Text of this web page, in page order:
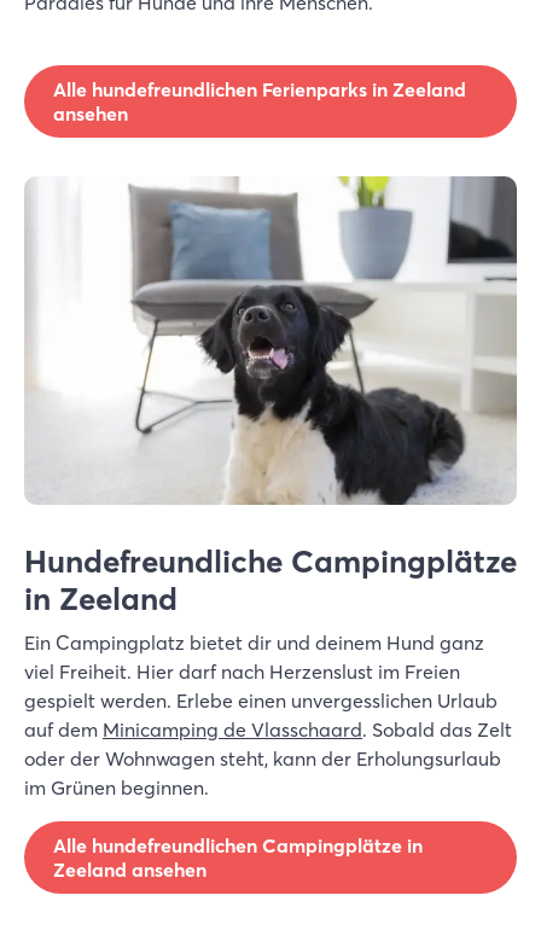
Alle hundefreundlichen Ferienparks in Zeeland
ansehen
Hundefreundliche Campingplätze
in Zeeland
Ein Campingplatz bietet dir und deinem Hund ganz
viel Freiheit. Hier darf nach Herzenslust im Freien
gespielt werden. Erlebe einen unvergesslichen Urlaub
auf dem Minicamping de Vlasschaard. Sobald das Zelt
oder der Wohnwagen steht, kann der Erholungsurlaub
im Grünen beginnen.
Alle hundefreundlichen Campingplätze in
Zeeland ansehen